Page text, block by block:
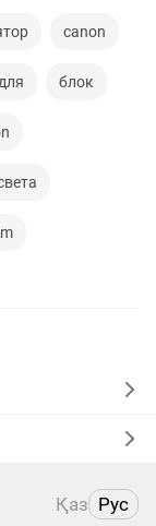
canon
блок
Қаз Рус